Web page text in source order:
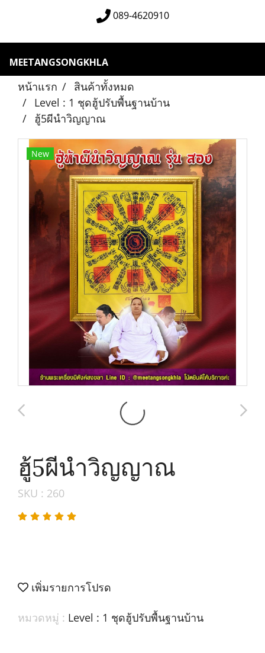
089-4620910
MEETANGSONGKHLA
หน้าแรก
สินค้าทั้งหมด
Level : 1 ชุดฮู้ปรับพื้นฐานบ้าน
ฮู้5ผีนำวิญญาณ
New
ฮู้5ผีนำวิญญาณ
SKU : 260
เพิ่มรายการโปรด
หมวดหมู่ : Level : 1 ชุดฮู้ปรับพื้นฐานบ้าน